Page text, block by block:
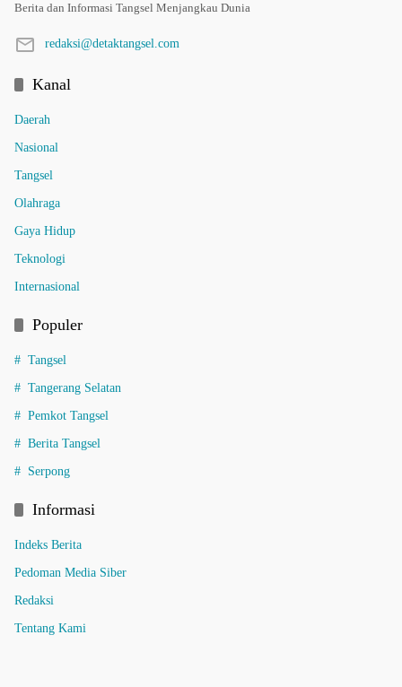
Berita dan Informasi Tangsel Menjangkau Dunia
redaksi@detaktangsel.com
Kanal
Daerah
Nasional
Tangsel
Olahraga
Gaya Hidup
Teknologi
Internasional
Populer
Tangsel
Tangerang Selatan
Pemkot Tangsel
Berita Tangsel
Serpong
Informasi
Indeks Berita
Pedoman Media Siber
Redaksi
Tentang Kami